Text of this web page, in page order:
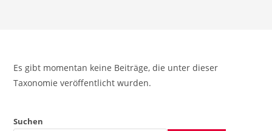
Es gibt momentan keine Beiträge, die unter dieser
Taxonomie veröffentlicht wurden.
Suchen